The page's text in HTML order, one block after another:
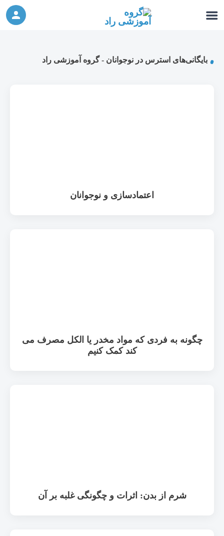
شرکت در ورکشاپ آنلاین
بایگانی‌های استرس در نوجوانان - گروه آموزشی راد
اعتمادسازی و نوجوانان
چگونه به فردی که مواد مخدر یا الکل مصرف می
کند کمک کنیم
شرم از بدن: اثرات و چگونگی غلبه بر آن